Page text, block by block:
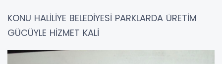
KONU HALİLİYE BELEDİYESİ PARKLARDA ÜRETİM
GÜCÜYLE HİZMET KALİ